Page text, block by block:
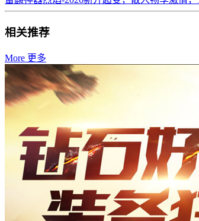
相关推荐
More 更多